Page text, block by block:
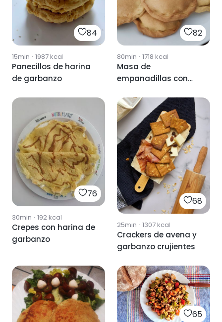
84
15min · 1987kcal
Panecillos de harina
de garbanzo
82
80min · 1718 kcal
Masa de
empanadillas con
76
30min · 192kcal
Crepes con harina de
garbanzo
68
25min · 1307kcal
Crackers de avena y
garbanzo crujientes
65